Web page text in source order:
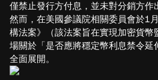
僅禁止發行方付息，並未對分銷方作
然而，在美國參議院相關委員會於1
構法案》（該法案旨在實現加密貨幣
場關於「是否應將穩定幣利息禁令延
全面展開。